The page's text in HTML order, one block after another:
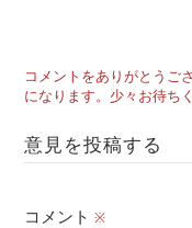
コメントをありがとうご
になります。少々お待ち
意見を投稿する
コメント※